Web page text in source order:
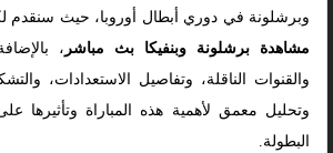
وبرشلونة في دوري أبطال أوروبا، حيث
مشاهدة برشلونة وبنفيكا بث مباشر ،
والقنوات الناقلة، وتفاصيل الاستعدادات،
وتحليل معمق لأهمية هذه المباراة وتأثيرها
البطولة.